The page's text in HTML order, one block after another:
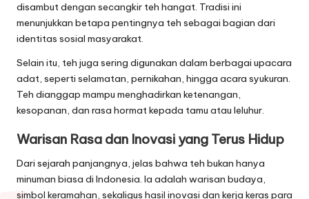
disambut dengan secangkir teh hangat. Tradisi ini
menunjukkan betapa pentingnya teh sebagai bagian dari
identitas sosial masyarakat.
Selain itu, teh juga sering digunakan dalam berbagai upacara
adat, seperti selamatan, pernikahan, hingga acara syukuran.
Teh dianggap mampu menghadirkan ketenangan,
kesopanan, dan rasa hormat kepada tamu atau leluhur.
Warisan Rasa dan Inovasi yang Terus Hidup
Dari sejarah panjangnya, jelas bahwa teh bukan hanya
minuman biasa di Indonesia. Ia adalah warisan budaya,
simbol keramahan, sekaligus hasil inovasi dan kerja keras para